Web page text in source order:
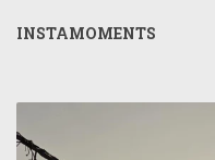
INSTAMOMENTS